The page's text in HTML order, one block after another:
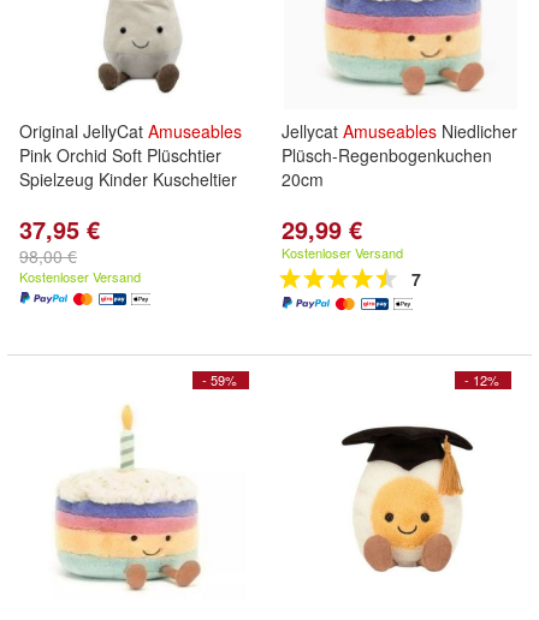
Original JellyCat Amuseables
Pink Orchid Soft Plüschtier
Spielzeug Kinder Kuscheltier
37,95 €
98,00 €
Kostenloser Versand
Jellycat Amuseables Niedlicher
Plüsch-Regenbogenkuchen
20cm
29,99 €
Kostenloser Versand
7
- 59% - 12%